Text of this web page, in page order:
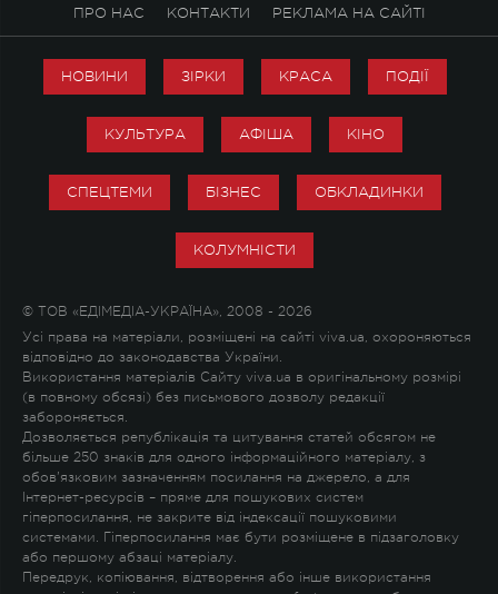
ПРО НАС КОНТАКТИ РЕКЛАМА НА САЙТІ
НОВИНИ ЗІРКИ КРАСА ПОДІЇ
КУЛЬТУРА АФІША КІНО
СПЕЦТЕМИ БІЗНЕС ОБКЛАДИНКИ
КОЛУМНІСТИ
© ТОВ «ЕДІМЕДІА-УКРАЇНА», 2008 - 2026
Усі права на матеріали, розміщені на сайті viva.ua, охороняються
відповідно до законодавства України.
Використання матеріалів Сайту viva.ua в оригінальному розмірі
(в повному обсязі) без письмового дозволу редакції
забороняється.
Дозволяється републікація та цитування статей обсягом не
більше 250 знаків для одного інформаційного матеріалу, з
обов'язковим зазначенням посилання на джерело, а для
Інтернет-ресурсів – пряме для пошукових систем
гіперпосилання, не закрите від індексації пошуковими
системами. Гіперпосилання має бути розміщене в підзаголовку
або першому абзаці матеріалу.
Передрук, копіювання, відтворення або інше використання